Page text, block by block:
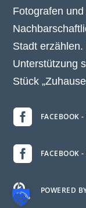
Fotografen
Stadt
Unterstützung
Stück
 FACEBOOK
 FACEBOOK
 POWERED